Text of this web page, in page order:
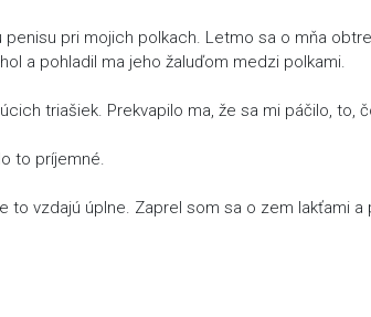
penisu pri mojich polkach. Letmo sa o mňa
a pohladil ma jeho žaluďom medzi polkami.
triašiek. Prekvapilo ma, že sa mi páčilo, to,
to príjemné.
to vzdajú úplne. Zaprel som sa o zem lakťami